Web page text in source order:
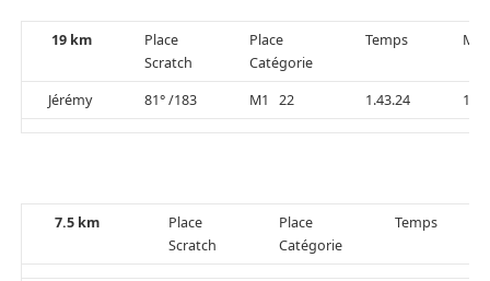
19 km
Place
Scratch
Place
Catégorie
Temps
Jérémy 81° /183 M1 22 1.43.24
7.5 km
Place
Scratch
Place
Catégorie
Temps